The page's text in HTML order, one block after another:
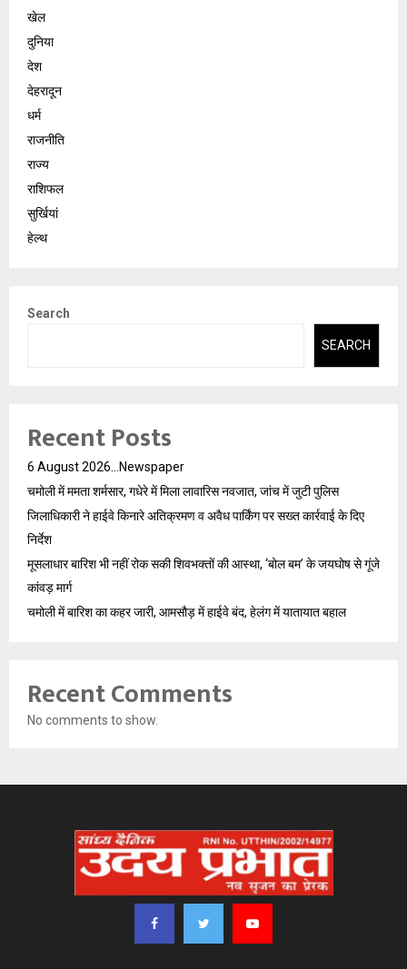
खेल
दुनिया
देश
देहरादून
धर्म
राजनीति
राज्य
राशिफल
सुर्खियां
हेल्थ
Search
SEARCH
Recent Posts
6 August 2026…Newspaper
चमोली में ममता शर्मसार, गधेरे में मिला लावारिस नवजात, जांच में जुटी पुलिस
जिलाधिकारी ने हाईवे किनारे अतिक्रमण व अवैध पार्किंग पर सख्त कार्रवाई के दिए
निर्देश
मूसलाधार बारिश भी नहीं रोक सकी शिवभक्तों की आस्था, ‘बोल बम’ के जयघोष से गूंजे
कांवड़ मार्ग
चमोली में बारिश का कहर जारी, आमसौड़ में हाईवे बंद, हेलंग में यातायात बहाल
Recent Comments
No comments to show.